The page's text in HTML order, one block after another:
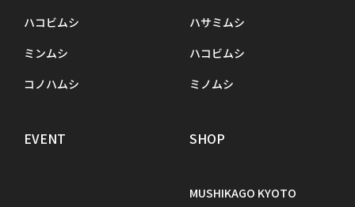
ハコビムシ
ミンムシ
コノハムシ
ハサミムシ
ハコビムシ
ミノムシ
EVENT SHOP
MUSHIKAGO KYOTO